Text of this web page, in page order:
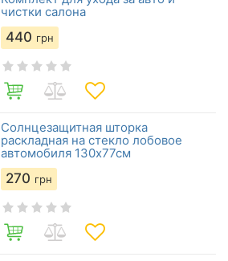
чистки салона
440 грн
Солнцезащитная шторка
раскладная на стекло лобовое
автомобиля 130х77см
270 грн